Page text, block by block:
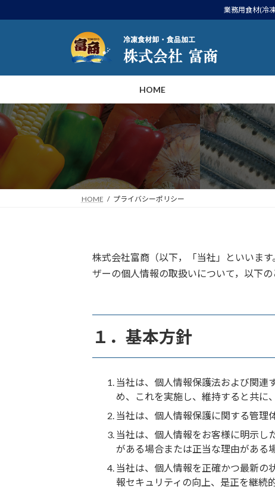
ン
へ
キ
ッ
ビ
ョ
に
移
業務用食材(冷
HOME
HOME プライバシーポリシー
株式会社富商（以下，「当社」といいま
ザーの個人情報の取扱いについて，以下
１．基本方針
当社は、個人情報保護法および関連
め、これを実施し、維持すると共に
当社は、個人情報保護に関する管理
当社は、個人情報をお客様に明示し
がある場合または正当な理由がある
当社は、個人情報を正確かつ最新の
報セキュリティの向上、是正を継続